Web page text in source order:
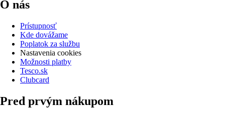
O nás
Prístupnosť
Kde dovážame
Poplatok za službu
Nastavenia cookies
Možnosti platby
Tesco.sk
Clubcard
Pred prvým nákupom